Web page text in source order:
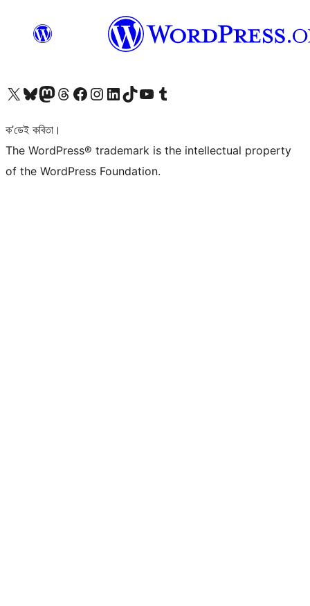
আমাৰ X (আগৰ Twitter) একাউণ্টলৈ যাওকআমাৰ Bluesky একাউণ্টলৈ যাওকআমাৰ Mastodon একাউণ্টলৈ যাওকআমাৰ Threads একাউণ্টলৈ যাওকআমাৰ Facebook পৃষ্ঠালৈ যাওকআমাৰ Instagram একাউণ্টলৈ যাওকআমাৰ LinkedIn একাউণ্টলৈ যাওকআমাৰ TikTok একাউণ্টলৈ যাওকআমাৰ YouTube চেনেললৈ যাওকআমাৰ Tumblr একাউণ্টলৈ যাওক
ক’ডেই কবিতা।
The WordPress® trademark is the intellectual property
of the WordPress Foundation.